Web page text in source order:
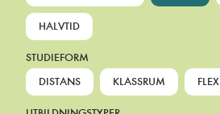
HALVTID
STUDIEFORM
DISTANS
KLASSRUM FLEX